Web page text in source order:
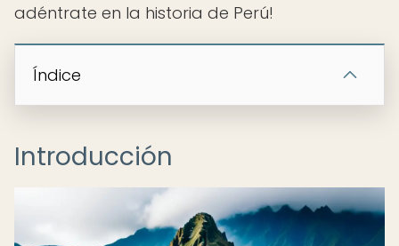
adéntrate en la historia de Perú!
Índice
Introducción